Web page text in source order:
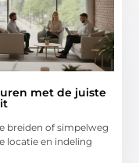
met de juiste
breiden of simpelweg
locatie en indeling